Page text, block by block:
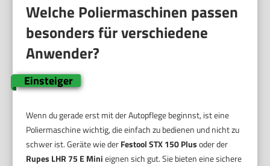
Welche Poliermaschinen passen
besonders für verschiedene
Anwender?
Einsteiger
Wenn du gerade erst mit der Autopflege beginnst, ist eine
Poliermaschine wichtig, die einfach zu bedienen und nicht zu
schwer ist. Geräte wie derFestool STX 150 Plusoder der
Rupes LHR 75 E Minieignen sich gut. Sie bieten eine sichere